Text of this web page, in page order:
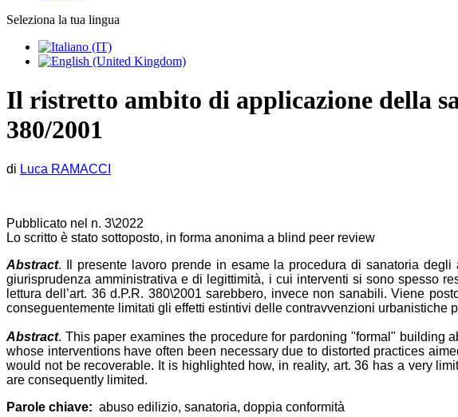
Seleziona la tua lingua
Il ristretto ambito di applicazione della
380/2001
di Luca RAMACCI
Pubblicato nel n. 3\2022
Lo scritto è stato sottoposto, in forma anonima a blind peer review
Abstract. Il presente lavoro prende in esame la procedura di sanatoria
giurisprudenza amministrativa e di legittimità, i cui interventi si sono spesso
lettura dell’art. 36 d.P.R. 380\2001 sarebbero, invece non sanabili. Viene
conseguentemente limitati gli effetti estintivi delle contravvenzioni urbanistiche
Abstract. This paper examines the procedure for pardoning "formal" building
whose interventions have often been necessary due to distorted practices
would not be recoverable. It is highlighted how, in reality, art. 36 has a very
are consequently limited.
Parole chiave: abuso edilizio, sanatoria, doppia conformità